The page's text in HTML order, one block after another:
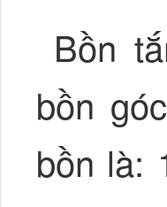
Bồn
bồn
bồn là: